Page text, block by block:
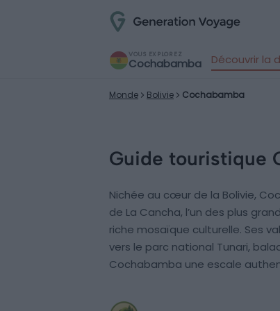
VOUS EXPLOREZ
Cochabamba Découvrir la
Monde Bolivie Cochabamba
Guide touristique
Nichée au cœur de la Bolivie,
de La Cancha, l’un des plus
riche mosaïque culturelle. Ses
vers le parc national Tunari,
Cochabamba une escale